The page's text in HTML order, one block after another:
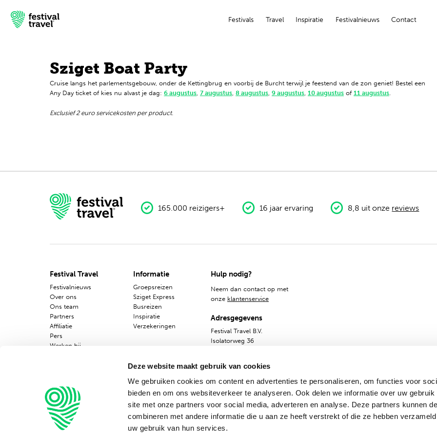
Deze website maakt gebruik van cookies
We gebruiken cookies om content en advertenties te personaliseren, om functies voor
bieden en om ons websiteverkeer te analyseren. Ook delen we informatie over uw gebruik
site met onze partners voor social media, adverteren en analyse. Deze partners kunnen
combineren met andere informatie die u aan ze heeft verstrekt of die ze hebben
uw gebruik van hun services.
Festivals Travel Inspiratie Festivalnieuws Contact
Festivals
Travel
Mijn account
Nederlands
Engels
Sziget Boat Party
Cruise langs het parlementsgebouw, onder de Kettingbrug en voorbij de Burcht terwijl je feestend van de zon geniet! Bestel een
Any Day ticket of kies nu alvast je dag: 6 augustus 7 augustus 8 augustus 9 augustus 10 augustus of 11 augustus
Exclusief 2 euro servicekosten per product.
165.000 reizigers+ 16 jaar ervaring 8,8 uit onze reviews
Festival Travel
Festivalnieuws
Over ons
Ons team
Partners
Affiliatie
Pers
Werken bij
Informatie
Groepsreizen
Sziget Express
Busreizen
Inspiratie
Verzekeringen
Hulp nodig?
Neem dan contact op met
onze klantenservice
Adresgegevens
Festival Travel B.V.
Isolatorweg 36